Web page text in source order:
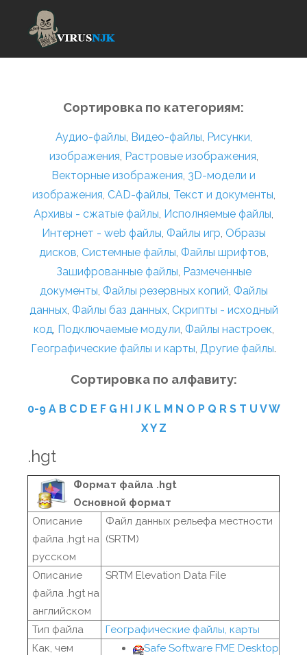
Сортировка по категориям:
Аудио-файлы, Видео-файлы, Рисунки,
изображения, Растровые изображения,
Векторные изображения, 3D-модели и
изображения, CAD-файлы, Текст и документы,
Архивы - сжатые файлы, Исполняемые файлы,
Интернет - web файлы, Файлы игр, Образы
дисков, Системные файлы, Файлы шрифтов,
Зашифрованные файлы, Размеченные
документы, Файлы резервных копий, Файлы
данных, Файлы баз данных, Скрипты - исходный
код, Подключаемые модули, Файлы настроек,
Географические файлы и карты, Другие файлы.
Сортировка по алфавиту:
0-9 A B C D E F G H I J K L M N O P Q R S T U VW
XY Z
.hgt
Формат файла .hgt
Основной формат
Описание
файла .hgt на
русском
Файл данных рельефа местности
(SRTM)
Описание
файла .hgt на
английском
SRTM Elevation Data File
Тип файла
Географические файлы, карты
Как, чем
Safe Software FME Desktop